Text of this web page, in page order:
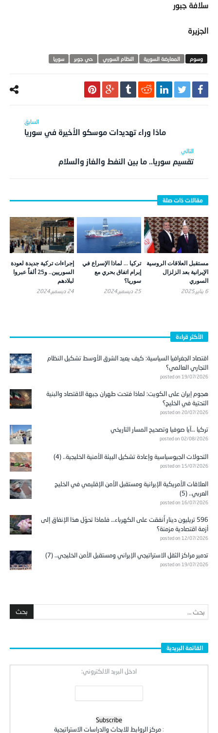
سلافة جبور
الجزيرة
المعارضة السورية النظام السوري حي جوبر سوريا
ماذا وراء تهديدات موسكو الأخيرة في سوريا
تقسيم سوريا.. ما بين النفط والغاز والسلام
مستقبل العلاقات الروسية
الإيرانية بعد الزلزال
السوري
6 يناير,2025
تركيا … لماذا الإسراع في
إبرام اتفاق بحري مع
سوريا؟
25 ديسمبر,2024
إجراءات تركية جديدة لعودة
السوريين.. و25 ألفاً عبروا
لبلادهم
24 ديسمبر,2024
الأكثر قراءة
اقتصاد الجغرافيا السياسية: كيف يعيد الشرق الأوسط تشكيل النظام
التجاري العالمي؟
posted on 19/07/2026
هجوم إيران على الكويت: لماذا فتحت طهران جبهة الاقتصاد والبنية
التحتية في الخليج؟
posted on 20/07/2026
تركيا …آيا صوفيا وتصحيح المسار التاريخي
posted on 02/08/2026
التحولات الجيوسياسية وإعادة تشكيل البيئة الأمنية الخليجية.. (4)
posted on 15/07/2026
العلاقات الأمريكية الإيرانية ومستقبل الأمن الإقليمي في الخليج
العربي.. (5)
posted on 16/07/2026
596 تريليون دينار أُنفقت على الكهرباء… فلماذا تحوّل هذا الإنفاق إلى
أزمة اقتصادية مزمنة؟
posted on 12/07/2026
تدمير مراكز الثقل الاستراتيجي الإيراني ومستقبل الأمن الخليجي.. (7)
posted on 19/07/2026
القائمة البريدية
ادخل البريد الالكتروني:
: مركز الروابط للابحاث والدراسات الاستراتيجية